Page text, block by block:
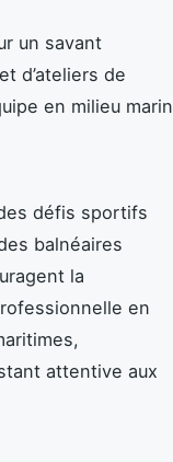
un savant
d’ateliers de
en milieu marin
défis sportifs
balnéaires
la
en
attentive aux